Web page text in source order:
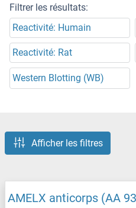
Filtrer les résultats:
Reactivité: Humain
Reactivité: Rat
Western Blotting (WB)
Afficher les filtres
AMELX anticorps (AA